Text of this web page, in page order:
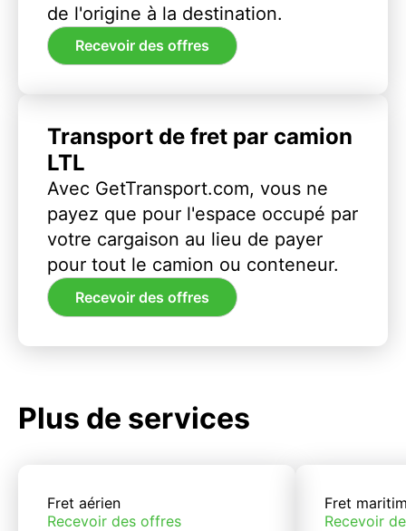
de l'origine à la destination.
Recevoir des offres
Transport de fret par camion
LTL
Avec GetTransport.com, vous ne
payez que pour l'espace occupé par
votre cargaison au lieu de payer
pour tout le camion ou conteneur.
Recevoir des offres
Plus de services
Fret aérien
Recevoir des offres
Fret
Recevoir